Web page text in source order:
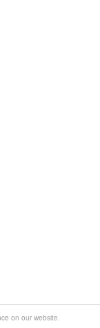
on our website.